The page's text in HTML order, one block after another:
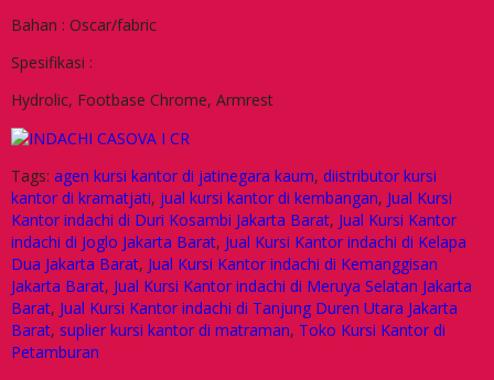
Bahan : Oscar/fabric
Spesifikasi :
Hydrolic, Footbase Chrome, Armrest
Tags: agen kursi kantor di jatinegara kaum, diistributor kursi
kantor di kramatjati, jual kursi kantor di kembangan, Jual Kursi
Kantor indachi di Duri Kosambi Jakarta Barat, Jual Kursi Kantor
indachi di Joglo Jakarta Barat, Jual Kursi Kantor indachi di Kelapa
Dua Jakarta Barat, Jual Kursi Kantor indachi di Kemanggisan
Jakarta Barat, Jual Kursi Kantor indachi di Meruya Selatan Jakarta
Barat, Jual Kursi Kantor indachi di Tanjung Duren Utara Jakarta
Barat, suplier kursi kantor di matraman, Toko Kursi Kantor di
Petamburan